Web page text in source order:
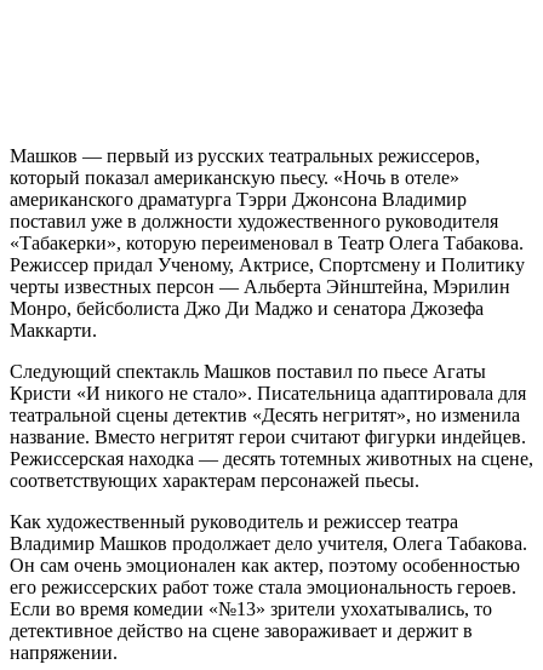
Машков — первый из русских театральных режиссеров,
который показал американскую пьесу. «Ночь в отеле»
американского драматурга Тэрри Джонсона Владимир
поставил уже в должности художественного руководителя
«Табакерки», которую переименовал в Театр Олега Табакова.
Режиссер придал Ученому, Актрисе, Спортсмену и Политику
черты известных персон — Альберта Эйнштейна, Мэрилин
Монро, бейсболиста Джо Ди Маджо и сенатора Джозефа
Маккарти.
Следующий спектакль Машков поставил по пьесе Агаты
Кристи «И никого не стало». Писательница адаптировала для
театральной сцены детектив «Десять негритят», но изменила
название. Вместо негритят герои считают фигурки индейцев.
Режиссерская находка — десять тотемных животных на сцене,
соответствующих характерам персонажей пьесы.
Как художественный руководитель и режиссер театра
Владимир Машков продолжает дело учителя, Олега Табакова.
Он сам очень эмоционален как актер, поэтому особенностью
его режиссерских работ тоже стала эмоциональность героев.
Если во время комедии «№13» зрители ухохатывались, то
детективное действо на сцене завораживает и держит в
напряжении.